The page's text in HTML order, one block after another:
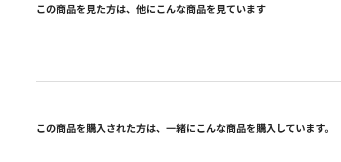
この商品を見た方は、他にこんな商品を見ています
この商品を購入された方は、一緒にこんな商品を購入しています。